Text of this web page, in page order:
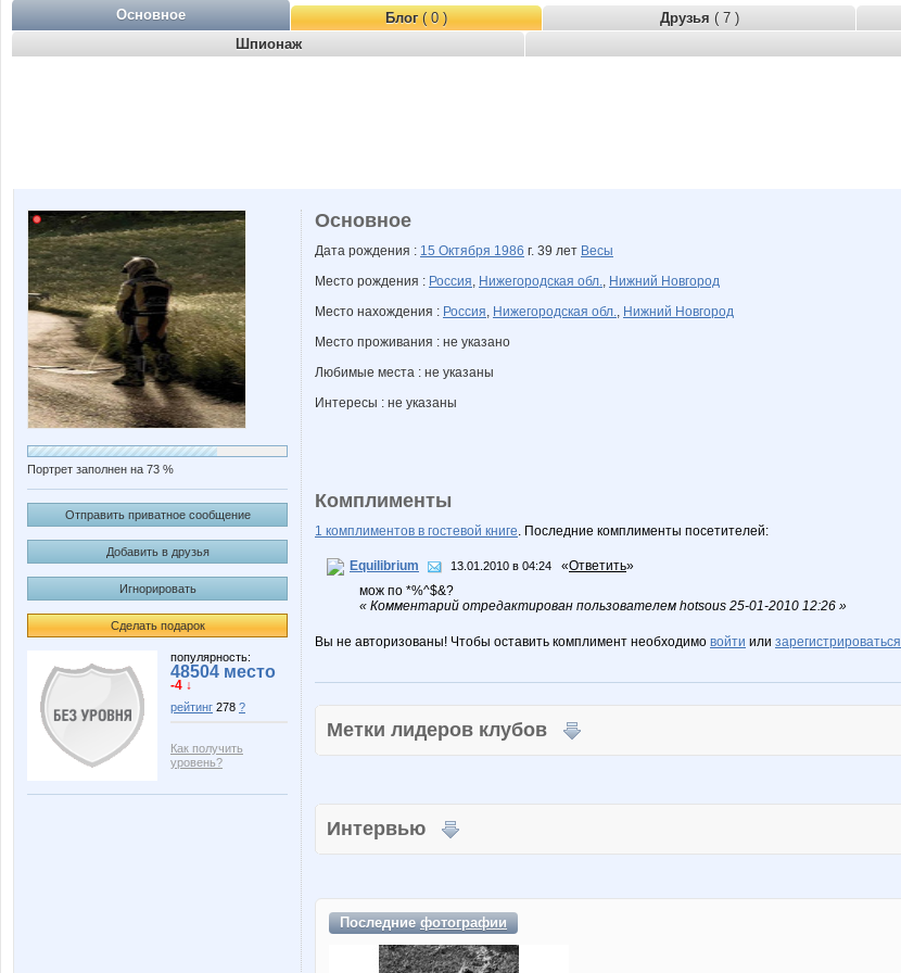
Основное Блог( 0 ) Друзья ( 7 )
Шпионаж
Портрет заполнен на 73 %
Отправить приватное сообщение
Добавить в друзья
Игнорировать
Сделать подарок
популярность:
48504 место
-4 ↓
рейтинг 278 ?
Как получить
уровень?
Основное
Дата рождения : 15 Октября 1986 г. 39 лет Весы
Место рождения : Россия, Нижегородская обл., Нижний Новгород
Место нахождения : Россия, Нижегородская обл., Нижний Новгород
Место проживания : не указано
Любимые места : не указаны
Интересы : не указаны
Комплименты
1 комплиментов в гостевой книге. Последние комплименты посетителей:
Equilibrium 13.01.2010 в 04:24 «Ответить»
мож по *%^$&?
« Комментарий отредактирован пользователем hotsous 25-01-2010 12:26 »
Вы не авторизованы! Чтобы оставить комплимент необходимо войти или зарегистрироваться
Метки лидеров клубов
Интервью
Последниефотографии